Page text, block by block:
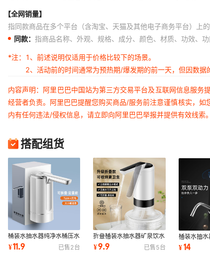
【全网销量】
指同款商品在多个平台（含淘宝、天猫及其他电子商务平台）上
同款： 指商品名称、外观、规格、成分、颜色、材质、功效、
*注：
1、前述说明仅适用于价格比较下的场景。
2、活动前的时间通常为预热期/爆发期的前一天，但因数
内容声明：阿里巴巴中国站为第三方交易平台及互联网信息服
经营者负责。阿里巴巴提醒您购买商品/服务前注意谨慎核实，
内有任何违法/侵权信息，请立即向阿里巴巴举报并提供有效线索。
搭配组货
桶装水抽水器纯净水桶压水
器饮水机电动吸水器泵神器
取水器便携
¥11.9 已售2台
折叠桶装水抽水器矿泉饮水
机大桶纯净水出水器上水器
取水器便携式
¥9.9 已售5台
桶装水抽
桶水水桶
器电动吸水器
¥14